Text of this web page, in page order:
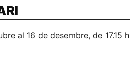
al 16 de desembre, de 17.15 h